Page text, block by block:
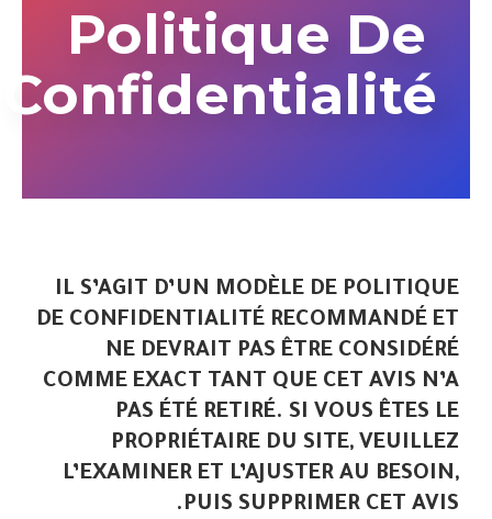
Politique De
Confidentialité
IL S’AGIT D’UN MODÈLE DE POLITIQUE
DE CONFIDENTIALITÉ RECOMMANDÉ ET
NE DEVRAIT PAS ÊTRE CONSIDÉRÉ
COMME EXACT TANT QUE CET AVIS N’A
PAS ÉTÉ RETIRÉ. SI VOUS ÊTES LE
PROPRIÉTAIRE DU SITE, VEUILLEZ
L’EXAMINER ET L’AJUSTER AU BESOIN,
PUIS SUPPRIMER CET AVIS.